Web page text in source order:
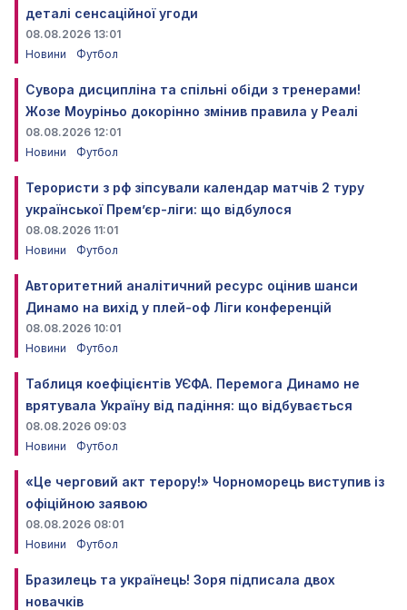
деталі сенсаційної угоди
08.08.2026 13:01
Новини
Футбол
Сувора дисципліна та спільні обіди з тренерами!
Жозе Моуріньо докорінно змінив правила у Реалі
08.08.2026 12:01
Новини
Футбол
Терористи з рф зіпсували календар матчів 2 туру
української Прем’єр-ліги: що відбулося
08.08.2026 11:01
Новини
Футбол
Авторитетний аналітичний ресурс оцінив шанси
Динамо на вихід у плей-оф Ліги конференцій
08.08.2026 10:01
Новини
Футбол
Таблиця коефіцієнтів УЄФА. Перемога Динамо не
врятувала Україну від падіння: що відбувається
08.08.2026 09:03
Новини
Футбол
«Це черговий акт терору!» Чорноморець виступив із
офіційною заявою
08.08.2026 08:01
Новини
Футбол
Бразилець та українець! Зоря підписала двох
новачків